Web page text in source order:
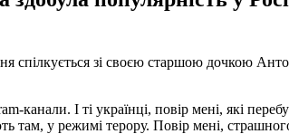
спілкується зі своєю старшою дочкою
канали. І ті українці, повір мені, які
там, у режимі терору. Повір мені,